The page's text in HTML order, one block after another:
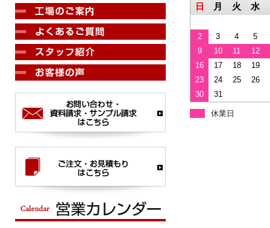
日 月 火 水
2 3 4
5
9
10 11
12
16
17 18
19
23
24 25
26
30
31
休業日